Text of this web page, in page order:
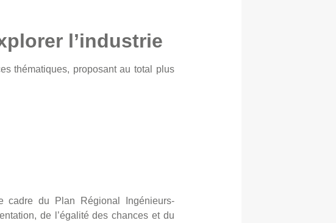
l’industrie
thématiques, proposant au total plus
cadre du Plan Régional Ingénieurs-
de l’égalité des chances et du